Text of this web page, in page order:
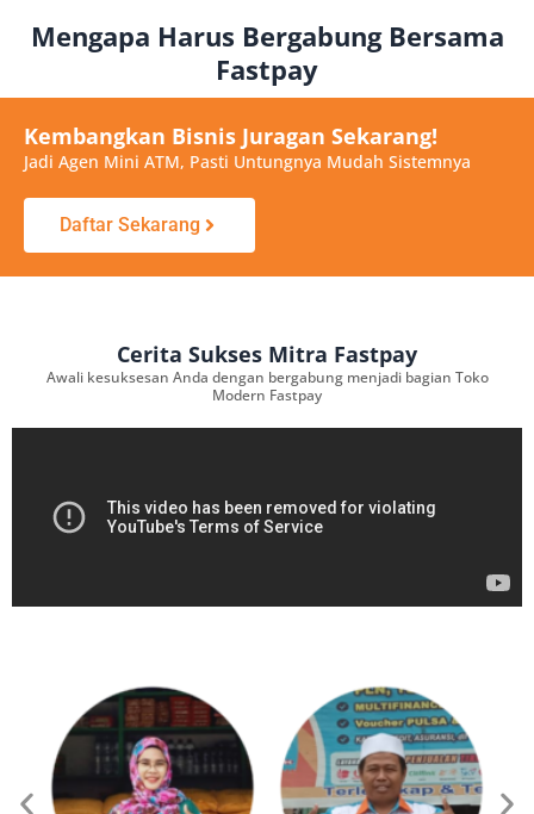
Mengapa Harus Bergabung Bersama
Fastpay
Kembangkan Bisnis Juragan Sekarang!
Jadi Agen Mini ATM, Pasti Untungnya Mudah Sistemnya
Daftar Sekarang
Cerita Sukses Mitra Fastpay
Awali kesuksesan Anda dengan bergabung menjadi bagian Toko
Modern Fastpay